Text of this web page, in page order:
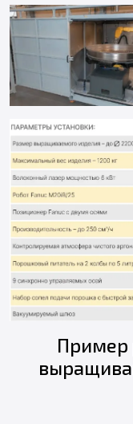
Пример